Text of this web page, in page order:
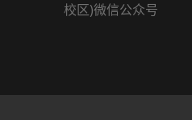
校区)微信公众号